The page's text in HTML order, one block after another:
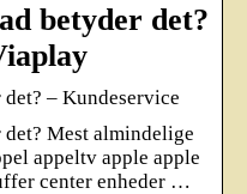
betyder det?
– Kundeservice
Mest almindelige
appeltv apple apple
center enheder …